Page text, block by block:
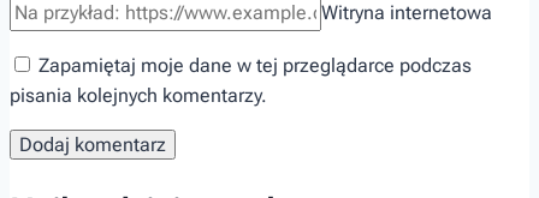
Witryna internetowa
Zapamiętaj moje dane w tej przeglądarce podczas
pisania kolejnych komentarzy.